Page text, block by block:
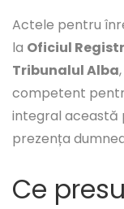
Actele pentru
la Oficiul
Tribunalul Alba
competent
integral această
prezența
Ce